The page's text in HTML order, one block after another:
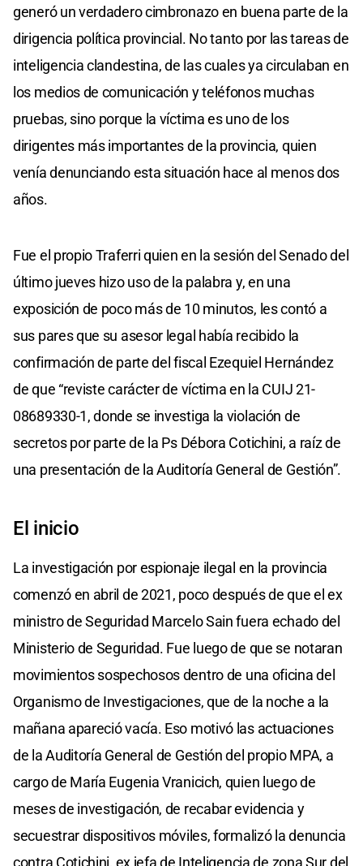
generó un verdadero cimbronazo en buena parte de la
dirigencia política provincial. No tanto por las tareas de
inteligencia clandestina, de las cuales ya circulaban en
los medios de comunicación y teléfonos muchas
pruebas, sino porque la víctima es uno de los
dirigentes más importantes de la provincia, quien
venía denunciando esta situación hace al menos dos
años.
Fue el propio Traferri quien en la sesión del Senado del
último jueves hizo uso de la palabra y, en una
exposición de poco más de 10 minutos, les contó a
sus pares que su asesor legal había recibido la
confirmación de parte del fiscal Ezequiel Hernández
de que “reviste carácter de víctima en la CUIJ 21-
08689330-1, donde se investiga la violación de
secretos por parte de la Ps Débora Cotichini, a raíz de
una presentación de la Auditoría General de Gestión”.
El inicio
La investigación por espionaje ilegal en la provincia
comenzó en abril de 2021, poco después de que el ex
ministro de Seguridad Marcelo Sain fuera echado del
Ministerio de Seguridad. Fue luego de que se notaran
movimientos sospechosos dentro de una oficina del
Organismo de Investigaciones, que de la noche a la
mañana apareció vacía. Eso motivó las actuaciones
de la Auditoría General de Gestión del propio MPA, a
cargo de María Eugenia Vranicich, quien luego de
meses de investigación, de recabar evidencia y
secuestrar dispositivos móviles, formalizó la denuncia
contra Cotichini, ex jefa de Inteligencia de zona Sur del